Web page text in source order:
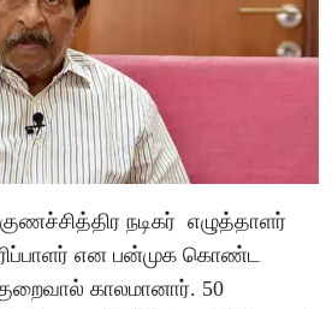
குணச்சித்திர நடிகர் எழுத்தாளர்
என பன்முக கொண்ட
காலமானார். 50